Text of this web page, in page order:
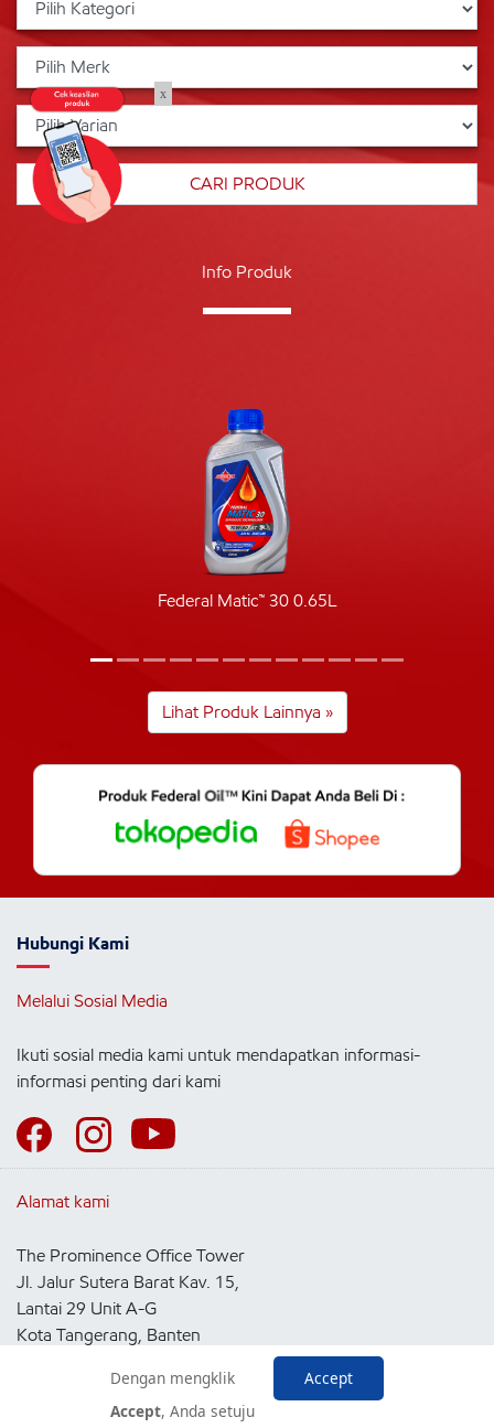
Info Produk
Federal Matic™ 30 0.65L
Lihat Produk Lainnya »
Hubungi Kami
Melalui Sosial Media
Ikuti sosial media kami untuk mendapatkan informasi-
informasi penting dari kami
Alamat kami
The Prominence Office Tower
Jl. Jalur Sutera Barat Kav. 15,
Lantai 29 Unit A-G
Kota Tangerang, Banten
x
Accept
Dengan mengklik
Accept, Anda setuju